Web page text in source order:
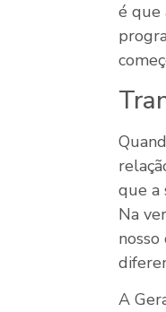
é que
que a
Na
A